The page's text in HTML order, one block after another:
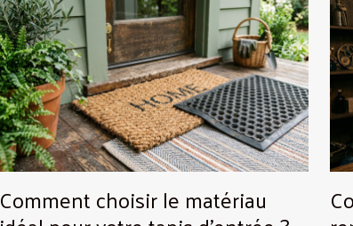
Comment choisir le matériau